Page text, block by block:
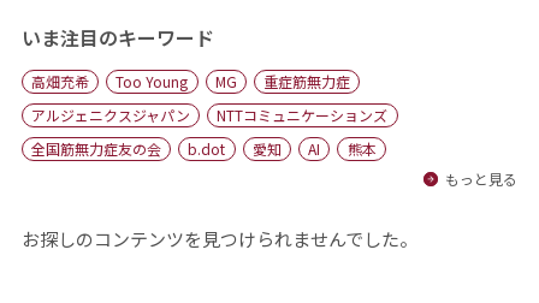
おすすめコンテンツ
出版物
会社概要
いま注目のキーワード
高畑充希 Too Young MG
重症筋無力症
アルジェニクスジャパン
NTTコミュニケーションズ
全国筋無力症友の会
b.dot 愛知 AI
熊本
もっと見る
お探しのコンテンツを見つけられませんでした。